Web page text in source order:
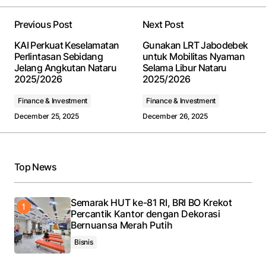
fields are marked*
Comment
Save my name, email, and website in this browser
for the next time I comment.
Previous Post
KAI Perkuat Keselamatan
Perlintasan Sebidang
Jelang Angkutan Nataru
2025/2026
Finance & Investment
December 25, 2025
Next Post
Gunakan LRT Jabodebek
untuk Mobilitas Nyaman
Selama Libur Nataru
2025/2026
Finance & Investment
December 26, 2025
Top News
Semarak HUT ke-81 RI, BRI BO Krekot
Percantik Kantor dengan Dekorasi
Bernuansa Merah Putih
Bisnis